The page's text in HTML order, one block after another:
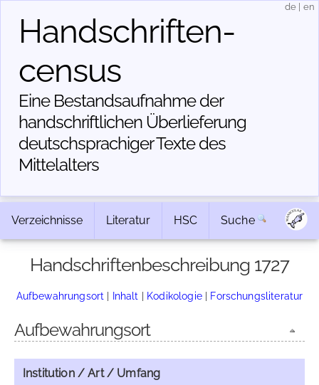
Handschriften­
census
Eine Bestandsaufnahme der
handschriftlichen Über­lieferung
deutschsprachiger Texte des
Mittelalters
de en
Verzeichnisse Literatur HSC Suche
Handschriftenbeschreibung 1727
Aufbewahrungsort | Inhalt | Kodikologie| Forschungsliteratur
Aufbewahrungsort
Institution / Art / Umfang